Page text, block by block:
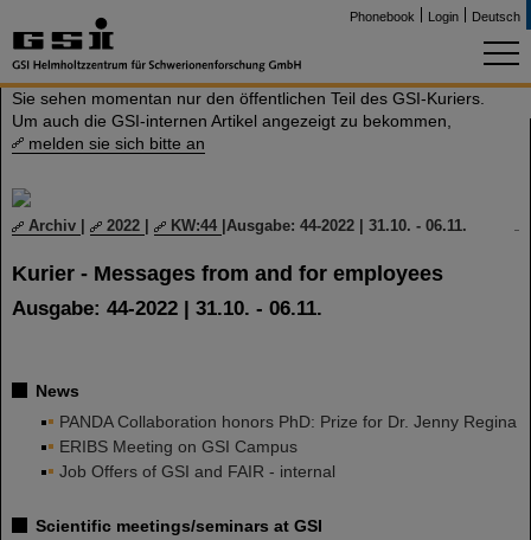
Phonebook Login Deutsch
Sie sehen momentan nur den öffentlichen Teil des GSI-Kuriers.
Um auch die GSI-internen Artikel angezeigt zu bekommen,
melden sie sich bitte an
Archiv 2022 KW:44 Ausgabe: 44-2022 | 31.10. - 06.11.
Kurier - Messages from and for employees
Ausgabe: 44-2022 | 31.10. - 06.11.
News
PANDA Collaboration honors PhD: Prize for Dr. Jenny Regina
ERIBS Meeting on GSI Campus
Job Offers of GSI and FAIR - internal
Scientific meetings/seminars at GSI